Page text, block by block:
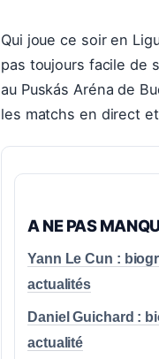
Qui joue ce soir en
pas toujours facile de
au Puskás Aréna de
les matchs en direct
A NE PAS
Yann Le Cun :
actualités
Daniel Guichard :
actualité